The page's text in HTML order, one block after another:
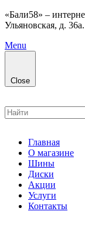
«Бали58» –
Ульяновская, д.
Menu
Close
Главная
О магазине
Шины
Диски
Акции
Услуги
Контакты